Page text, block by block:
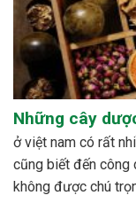
Những cây
ở việt nam có rất
cũng biết đến công
không được chú